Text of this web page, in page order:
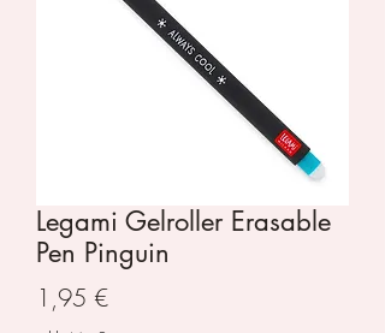
Legami Gelroller Erasable
Pen Pinguin
1,95 €Preis